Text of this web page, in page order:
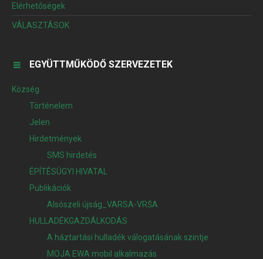
Elérhetőségek
VÁLASZTÁSOK
EGYÜTTMŰKÖDŐ SZERVEZETEK
Község
Történelem
Jelen
Hirdetmények
SMS hirdetés
ÉPÍTÉSÜGYI HIVATAL
Publikációk
Alsószeli újság_VARSA-VRŠA
HULLADÉKGAZDÁLKODÁS
A háztartási hulladék válogatásának szintje
MOJA EWA mobil alkalmazás